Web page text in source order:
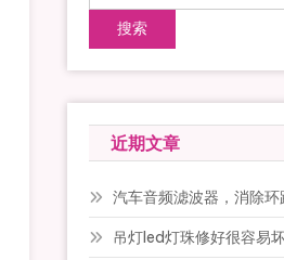
搜索
近期文章
汽车音频滤波器，消除环
吊灯led灯珠修好很容易